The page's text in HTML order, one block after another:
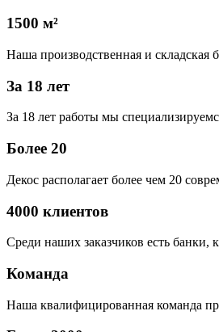
1500 м²
Наша производственная и
За 18 лет
За 18 лет работы мы
Более 20
Декос располагает более чем 20
4000 клиентов
Среди наших заказчиков есть
Команда
Наша квалифицированная команда